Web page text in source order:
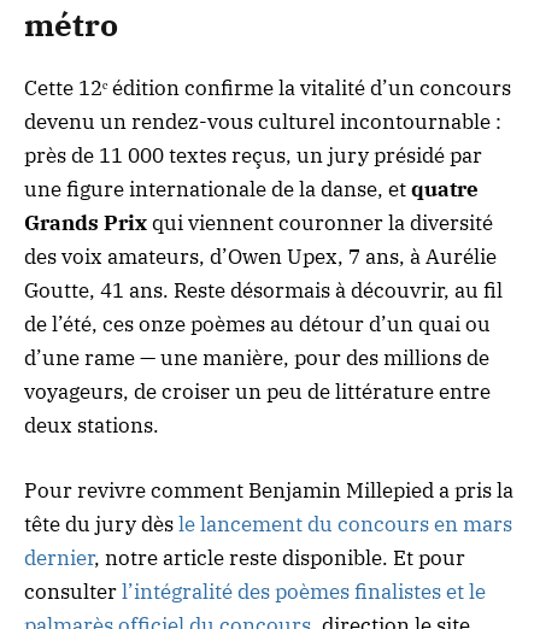
métro
Cette 12ᵉ édition confirme la vitalité d’un concours
devenu un rendez-vous culturel incontournable :
près de 11 000 textes reçus, un jury présidé par
une figure internationale de la danse, etquatre
Grands Prixqui viennent couronner la diversité
des voix amateurs, d’Owen Upex, 7 ans, à Aurélie
Goutte, 41 ans. Reste désormais à découvrir, au fil
de l’été, ces onze poèmes au détour d’un quai ou
d’une rame — une manière, pour des millions de
voyageurs, de croiser un peu de littérature entre
deux stations.
Pour revivre comment Benjamin Millepied a pris la
tête du jury dèsle lancement du concours en mars
dernier, notre article reste disponible. Et pour
consulterl’intégralité des poèmes finalistes et le